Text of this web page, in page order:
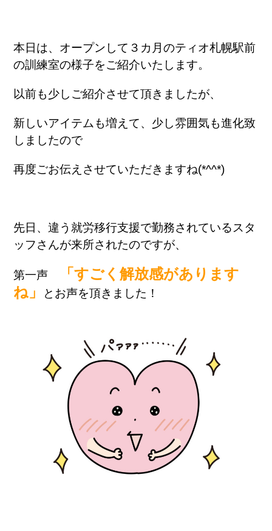
本日は、オープンして３カ月のティオ札幌駅前
の訓練室の様子をご紹介いたします。
以前も少しご紹介させて頂きましたが、
新しいアイテムも増えて、少し雰囲気も進化致
しましたので
再度ごお伝えさせていただきますね(*^^*)
先日、違う就労移行支援で勤務されているスタ
ッフさんが来所されたのですが、
第一声
「すごく解放感があります
ね」
とお声を頂きました！